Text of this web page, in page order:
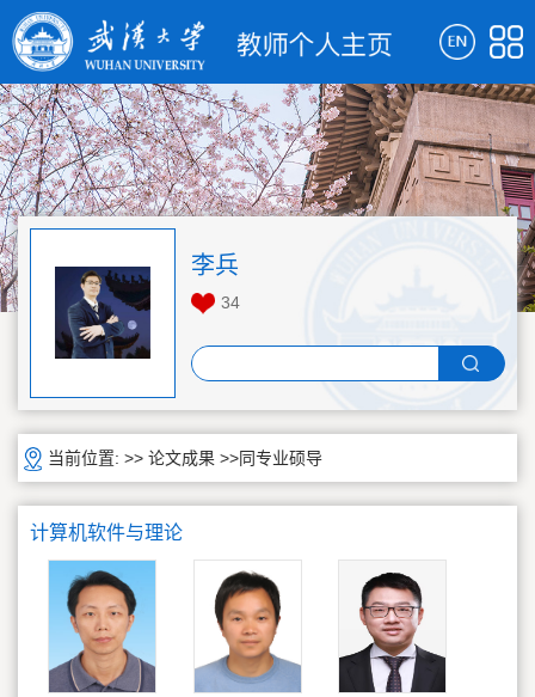
李兵
34
当前位置: >> 论文成果 >>同专业硕导
计算机软件与理论